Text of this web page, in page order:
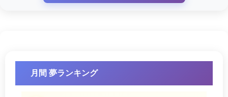
月間 夢ランキング